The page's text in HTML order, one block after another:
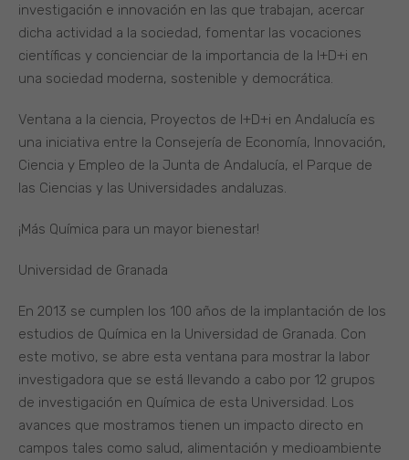
investigación e innovación en las que trabajan, acercar
dicha actividad a la sociedad, fomentar las vocaciones
científicas y concienciar de la importancia de la I+D+i en
una sociedad moderna, sostenible y democrática.
Ventana a la ciencia, Proyectos de I+D+i en Andalucía es
una iniciativa entre la Consejería de Economía, Innovación,
Ciencia y Empleo de la Junta de Andalucía, el Parque de
las Ciencias y las Universidades andaluzas.
¡Más Química para un mayor bienestar!
Universidad de Granada
En 2013 se cumplen los 100 años de la implantación de los
estudios de Química en la Universidad de Granada. Con
este motivo, se abre esta ventana para mostrar la labor
investigadora que se está llevando a cabo por 12 grupos
de investigación en Química de esta Universidad. Los
avances que mostramos tienen un impacto directo en
campos tales como salud, alimentación y medioambiente